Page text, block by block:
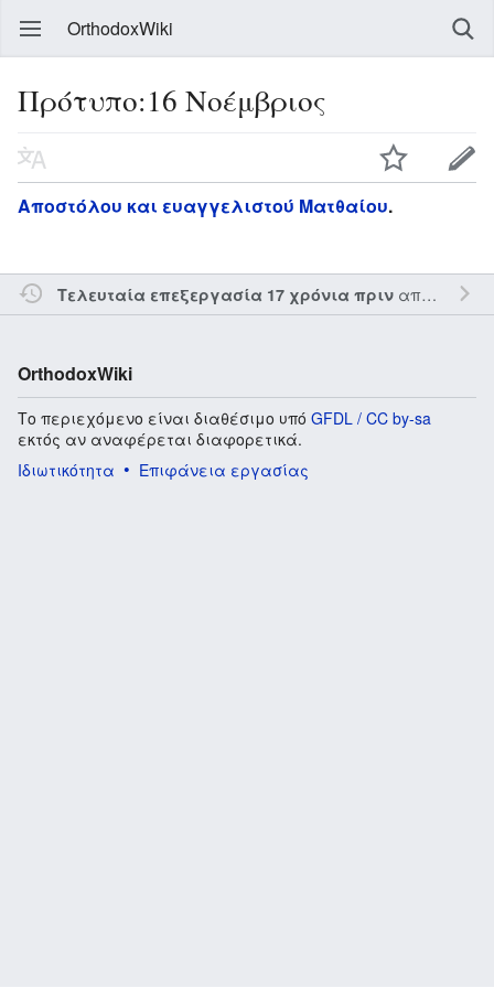
OrthodoxWiki
Πρότυπο:16 Νοέμβριος
Αποστόλου και ευαγγελιστού Ματθαίου.
Τελευταία επεξεργασία 17 χρόνια πριναπό τον την
OrthodoxWiki
Το περιεχόμενο είναι διαθέσιμο υπό GFDL / CC by-sa
εκτός αν αναφέρεται διαφορετικά.
Ιδιωτικότητα
Επιφάνεια εργασίας